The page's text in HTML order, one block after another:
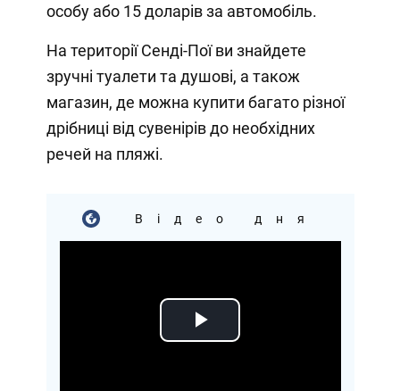
особу або 15 доларів за автомобіль.
На території Сенді-Пої ви знайдете
зручні туалети та душові, а також
магазин, де можна купити багато різної
дрібниці від сувенірів до необхідних
речей на пляжі.
Відео дня
Play